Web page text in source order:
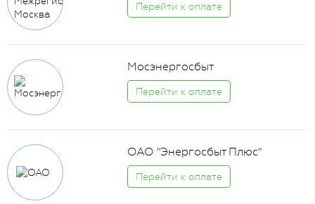
Перейти к оплате
Мосэнергосбыт
Перейти к оплате
ОАО "Энергосбыт Плюс"
Перейти к оплате